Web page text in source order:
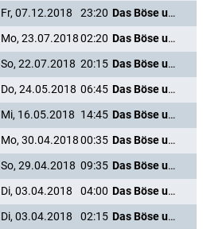
Fr, 07.12.2018 23:20
Das Böse unter der Sonne
Mo, 23.07.201802:20
Das Böse unter der Sonne
So, 22.07.2018 20:15
Das Böse unter der Sonne
Do, 24.05.2018 06:45
Das Böse unter der Sonne
Mi, 16.05.2018 14:45
Das Böse unter der Sonne
Mo, 30.04.201800:35
Das Böse unter der Sonne
So, 29.04.2018 09:35
Das Böse unter der Sonne
Di, 03.04.2018 04:00
Das Böse unter der Sonne
Di, 03.04.2018 02:15
Das Böse unter der Sonne